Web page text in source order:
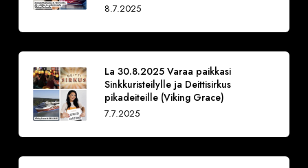
8.7.2025
La 30.8.2025 Varaa paikkasi
Sinkkuristeilylle ja Deittisirkus
pikadeiteille (Viking Grace)
7.7.2025